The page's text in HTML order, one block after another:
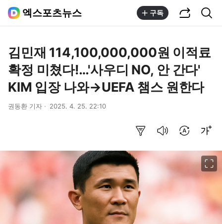
엑스포츠뉴스 구독
김민재 114,100,000,000원 이적료
확정 미쳤다!…'사우디 NO, 안 간다'
KIM 입장 나와→UEFA 챔스 원한다
권동환 기자 2025. 4. 25. 22:10